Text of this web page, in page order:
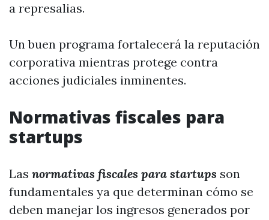
a represalias.
Un buen programa fortalecerá la reputación
corporativa mientras protege contra
acciones judiciales inminentes.
Normativas fiscales para
startups
Las normativas fiscales para startups son
fundamentales ya que determinan cómo se
deben manejar los ingresos generados por